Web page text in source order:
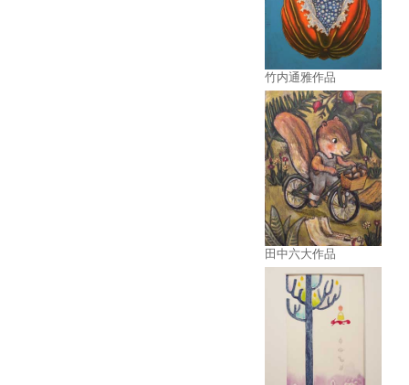
竹内通雅作品
田中六大作品